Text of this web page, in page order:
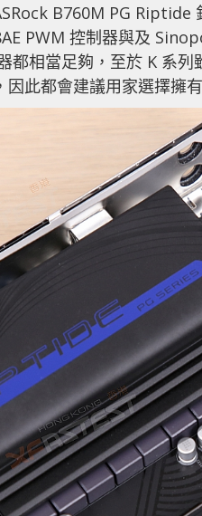
B760M PG
PWM 控制器與及
都相當足夠，至於 K 系
此都會建議用家選擇擁